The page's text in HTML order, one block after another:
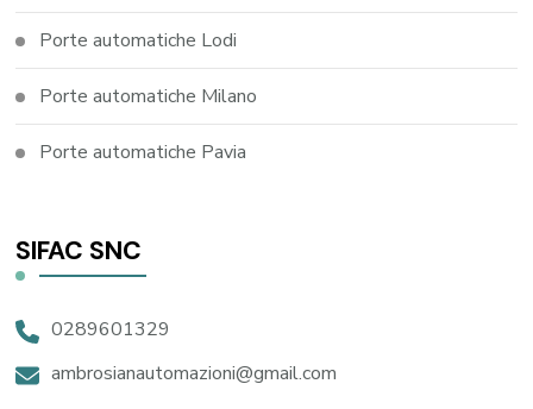
Porte automatiche Lodi
Porte automatiche Milano
Porte automatiche Pavia
SIFAC SNC
0289601329
ambrosianautomazioni@gmail.com